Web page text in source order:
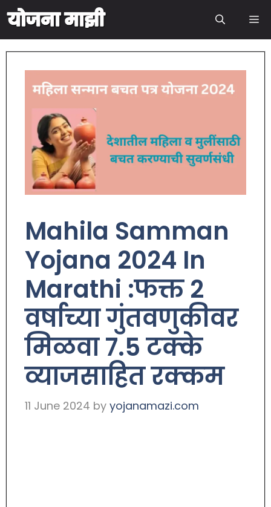
Mahila Samman
Yojana 2024 In
Marathi :फक्त 2
वर्षाच्या गुंतवणुकीवर
मिळवा 7.5 टक्के
व्याजसाहित रक्कम
11 June 2024 by yojanamazi.com